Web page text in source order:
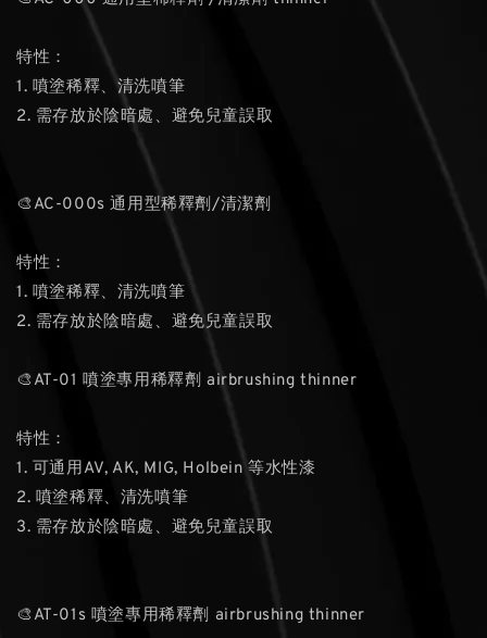
特性：
1. 噴塗稀釋、清洗噴筆
2. 需存放於陰暗處、避免兒童誤取
🎨AC-000s 通用型稀釋劑/清潔劑
特性：
1. 噴塗稀釋、清洗噴筆
2. 需存放於陰暗處、避免兒童誤取
🎨AT-01 噴塗專用稀釋劑 airbrushing thinner
特性：
1. 可通用AV, AK, MIG, Holbein 等水性漆
2. 噴塗稀釋、清洗噴筆
3. 需存放於陰暗處、避免兒童誤取
🎨AT-01s 噴塗專用稀釋劑 airbrushing thinner